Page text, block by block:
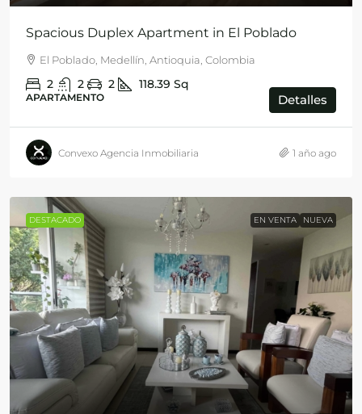
Spacious Duplex Apartment in El Poblado
El Poblado, Medellín, Antioquia, Colombia
2 2 2 118.39 Sq
APARTAMENTO Detalles
Convexo Agencia Inmobiliaria 1 año ago
DESTACADO EN VENTA NUEVA